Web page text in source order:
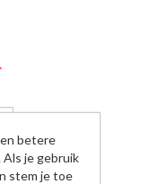
betere
je gebruik
stem je toe